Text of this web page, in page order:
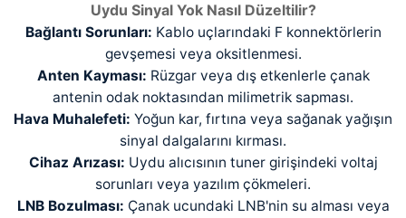
Uydu Sinyal Yok Nasıl Düzeltilir?
Bağlantı Sorunları: Kablo uçlarındaki F konnektörlerin
gevşemesi veya oksitlenmesi.
Anten Kayması: Rüzgar veya dış etkenlerle çanak
antenin odak noktasından milimetrik sapması.
Hava Muhalefeti: Yoğun kar, fırtına veya sağanak yağışın
sinyal dalgalarını kırması.
Cihaz Arızası: Uydu alıcısının tuner girişindeki voltaj
sorunları veya yazılım çökmeleri.
LNB Bozulması: Çanak ucundaki LNB'nin su alması veya